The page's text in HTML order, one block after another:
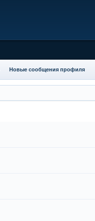
Новые сообщения профиля